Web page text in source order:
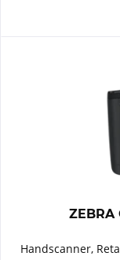
ZEBRA
Handscanner,